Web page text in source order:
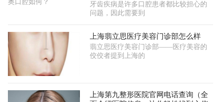
牙齿疾病是许多口腔患者都比较担心的
问题，因此需要到
上海翡立思医疗美容门诊部怎么样
翡立思医疗美容门诊部——医疗美容的
佼佼者提到上海的
上海第九整形医院官网电话查询（全